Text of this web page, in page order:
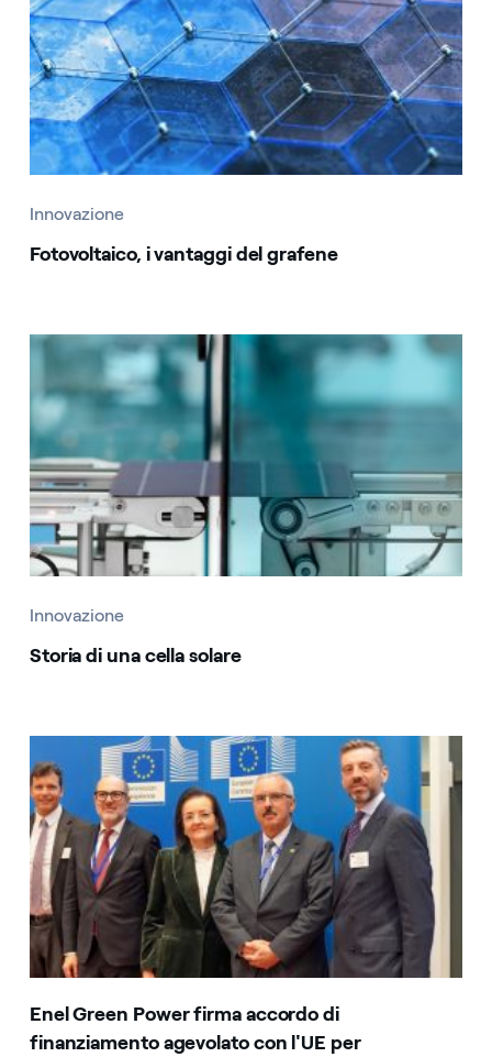
Innovazione
Fotovoltaico, i vantaggi del grafene
Innovazione
Storia di una cella solare
Enel Green Power firma accordo di
finanziamento agevolato con l'UE per